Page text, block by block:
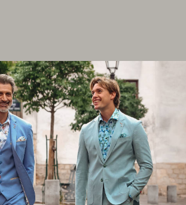
€ 4,95. Bij een bestedingsbedrag
verzendpartner voor pakketten in Nederland